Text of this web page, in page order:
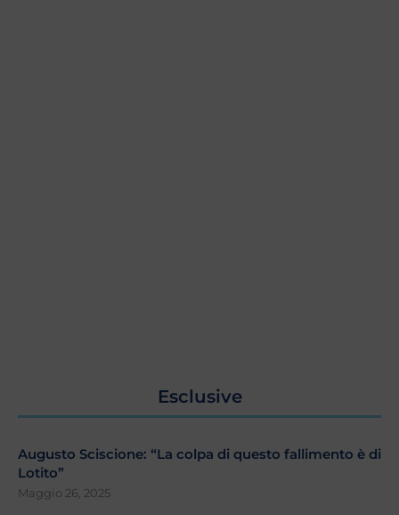
Esclusive
Augusto Sciscione: “La colpa di questo fallimento è di
Lotito”
Maggio 26, 2025